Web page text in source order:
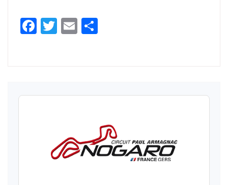
Facebook
Twitter
Email